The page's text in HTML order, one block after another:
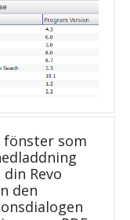
fönster som
Revo
den